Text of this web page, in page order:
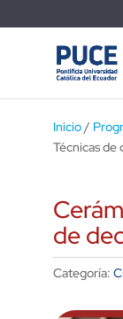
Inicio/
Técnicas de
de
Categoría: